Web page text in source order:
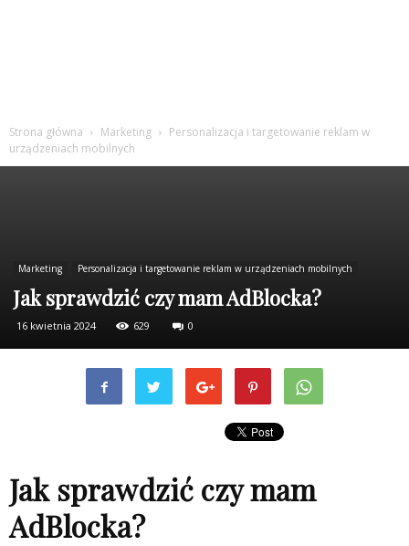
Strona główna Marketing
Personalizacja i targetowanie reklam w
urządzeniach mobilnych
Marketing Personalizacja i targetowanie reklam w urządzeniach mobilnych
Jak sprawdzić czy mam AdBlocka?
16 kwietnia 2024 629 0
Jak sprawdzić czy mam
AdBlocka?